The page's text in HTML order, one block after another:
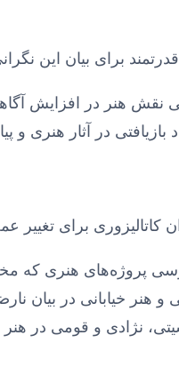
برای بیان این
نقش هنر در افزایش
بازیافتی در آثار هنری
کاتالیزوری برای تغییر
پروژه‌های هنری که
و هنر خیابانی در بیان
نژادی و قومی در